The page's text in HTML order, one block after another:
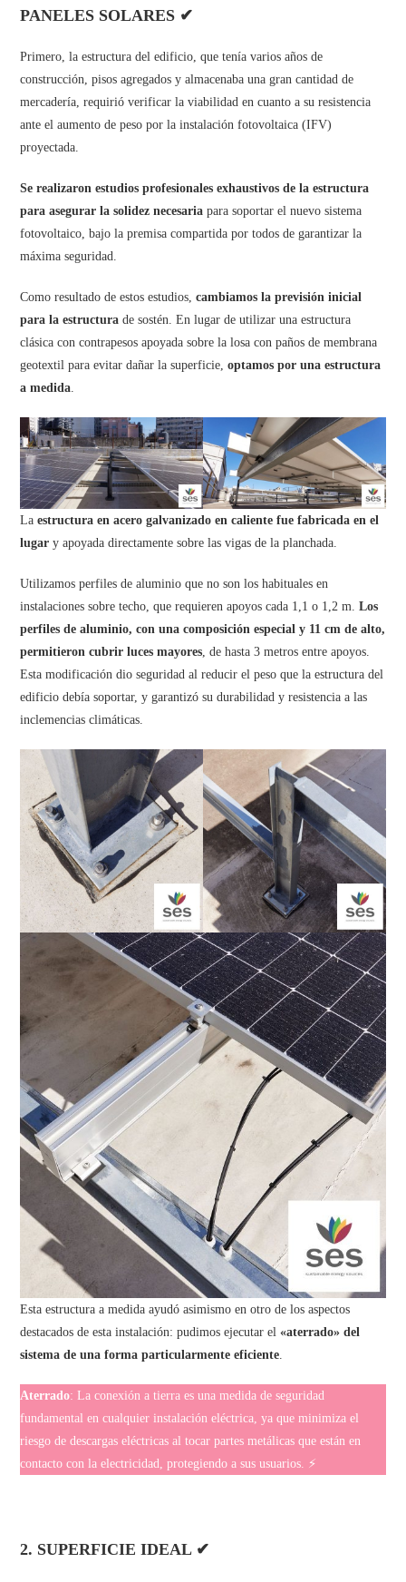
PANELES SOLARES ✔
Primero, la estructura del edificio, que tenía varios años de
construcción, pisos agregados y almacenaba una gran cantidad de
mercadería, requirió verificar la viabilidad en cuanto a su resistencia
ante el aumento de peso por la instalación fotovoltaica (IFV)
proyectada.
Se realizaron estudios profesionales exhaustivos de la estructura
para asegurar la solidez necesaria para soportar el nuevo sistema
fotovoltaico, bajo la premisa compartida por todos de garantizar la
máxima seguridad.
Como resultado de estos estudios,cambiamos la previsión inicial
para la estructura de sostén. En lugar de utilizar una estructura
clásica con contrapesos apoyada sobre la losa con paños de membrana
geotextil para evitar dañar la superficie,optamos por una estructura
a medida.
Laestructura en acero galvanizado en caliente fue fabricada en el
lugar y apoyada directamente sobre las vigas de la planchada.
Utilizamos perfiles de aluminio que no son los habituales en
instalaciones sobre techo, que requieren apoyos cada 1,1 o 1,2 m.Los
perfiles de aluminio, con una composición especial y 11 cm de alto,
permitieron cubrir luces mayores , de hasta 3 metros entre apoyos.
Esta modificación dio seguridad al reducir el peso que la estructura del
edificio debía soportar, y garantizó su durabilidad y resistencia a las
inclemencias climáticas.
Esta estructura a medida ayudó asimismo en otro de los aspectos
destacados de esta instalación: pudimos ejecutar el«aterrado» del
sistema de una forma particularmente eficiente
Aterrado: La conexión a tierra es una medida de seguridad
fundamental en cualquier instalación eléctrica, ya que minimiza el
riesgo de descargas eléctricas al tocar partes metálicas que están en
contacto con la electricidad, protegiendo a sus usuarios. ⚡
2. SUPERFICIE IDEAL ✔